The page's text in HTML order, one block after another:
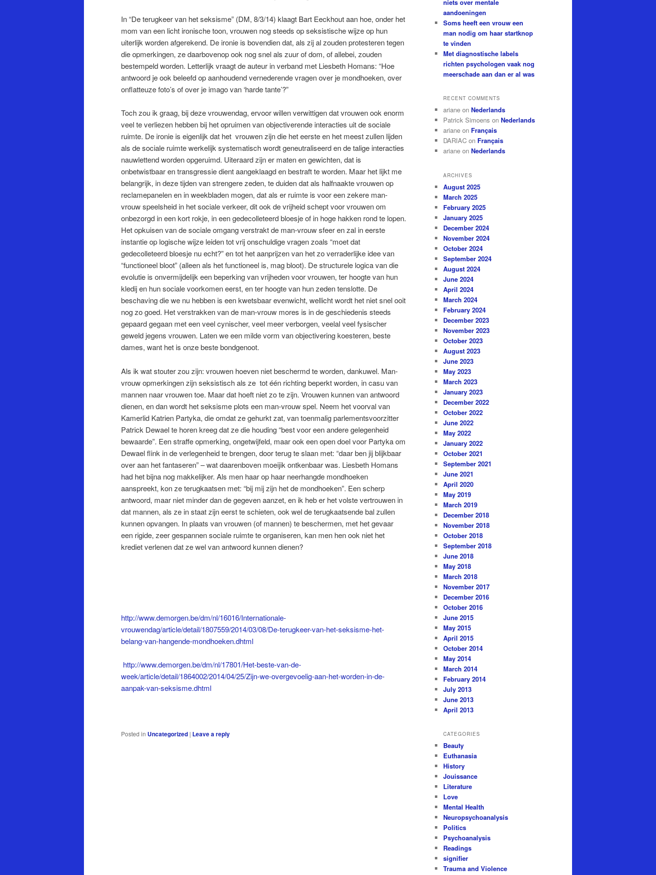
In “De terugkeer van het seksisme” (DM, 8/3/14) klaagt Bart Eeckhout aan hoe, onder het
mom van een licht ironische toon, vrouwen nog steeds op seksistische wijze op hun
uiterlijk worden afgerekend. De ironie is bovendien dat, als zij al zouden protesteren tegen
die opmerkingen, ze daarbovenop ook nog snel als zuur of dom, of allebei, zouden
bestempeld worden. Letterlijk vraagt de auteur in verband met Liesbeth Homans: “Hoe
antwoord je ook beleefd op aanhoudend vernederende vragen over je mondhoeken, over
onflatteuze foto’s of over je imago van ‘harde tante’?”
Toch zou ik graag, bij deze vrouwendag, ervoor willen verwittigen dat vrouwen ook enorm
veel te verliezen hebben bij het opruimen van objectiverende interacties uit de sociale
ruimte. De ironie is eigenlijk dat het vrouwen zijn die het eerste en het meest zullen lijden
als de sociale ruimte werkelijk systematisch wordt geneutraliseerd en de talige interacties
nauwlettend worden opgeruimd. Uiteraard zijn er maten en gewichten, dat is
onbetwistbaar en transgressie dient aangeklaagd en bestraft te worden. Maar het lijkt me
belangrijk, in deze tijden van strengere zeden, te duiden dat als halfnaakte vrouwen op
reclamepanelen en in weekbladen mogen, dat als er ruimte is voor een zekere man-
vrouw speelsheid in het sociale verkeer, dit ook de vrijheid schept voor vrouwen om
onbezorgd in een kort rokje, in een gedecolleteerd bloesje of in hoge hakken rond te lopen.
Het opkuisen van de sociale omgang verstrakt de man-vrouw sfeer en zal in eerste
instantie op logische wijze leiden tot vrij onschuldige vragen zoals “moet dat
gedecolleteerd bloesje nu echt?” en tot het aanprijzen van het zo verraderlijke idee van
“functioneel bloot” (alleen als het functioneel is, mag bloot). De structurele logica van die
evolutie is onvermijdelijk een beperking van vrijheden voor vrouwen, ter hoogte van hun
kledij en hun sociale voorkomen eerst, en ter hoogte van hun zeden tenslotte. De
beschaving die we nu hebben is een kwetsbaar evenwicht, wellicht wordt het niet snel ooit
nog zo goed. Het verstrakken van de man-vrouw mores is in de geschiedenis steeds
gepaard gegaan met een veel cynischer, veel meer verborgen, veelal veel fysischer
geweld jegens vrouwen. Laten we een milde vorm van objectivering koesteren, beste
dames, want het is onze beste bondgenoot.
Als ik wat stouter zou zijn: vrouwen hoeven niet beschermd te worden, dankuwel. Man-
vrouw opmerkingen zijn seksistisch als ze tot één richtingbeperkt worden, in casu van
mannen naar vrouwen toe. Maar dat hoeft niet zo te zijn. Vrouwen kunnen van antwoord
dienen, en dan wordt het seksisme plots een man-vrouw spel. Neem het voorval van
Kamerlid Katrien Partyka, die omdat ze gehurkt zat, van toenmalig parlementsvoorzitter
Patrick Dewael te horen kreeg dat ze die houding “best voor een andere gelegenheid
bewaarde”. Een straffe opmerking, ongetwijfeld, maar ook een open doel voor Partyka om
Dewael flink in de verlegenheid te brengen, door terug te slaan met: “daar ben jij blijkbaar
over aan het fantaseren” – wat daarenboven moeijik ontkenbaar was. Liesbeth Homans
had het bijna nog makkelijker. Als men haar op haar neerhangde mondhoeken
aanspreekt, kon ze terugkaatsen met: “bij mij zijn het de mondhoeken”. Een scherp
antwoord, maar niet minder dan de gegeven aanzet, en ik heb er het volste vertrouwen in
dat mannen, als ze in staat zijn eerst te schieten, ook wel de terugkaatsende bal zullen
kunnen opvangen. In plaats van vrouwen (of mannen) te beschermen, met het gevaar
een rigide, zeer gespannen sociale ruimte te organiseren, kan men hen ook niet het
krediet verlenen dat ze wel van antwoord kunnen dienen?
http://www.demorgen.be/dm/nl/16016/Internationale-
vrouwendag/article/detail/1807559/2014/03/08/De-terugkeer-van-het-seksisme-het-
belang-van-hangende-mondhoeken.dhtml
http://www.demorgen.be/dm/nl/17801/Het-beste-van-de-
week/article/detail/1864002/2014/04/25/Zijn-we-overgevoelig-aan-het-worden-in-de-
aanpak-van-seksisme.dhtml
Posted in Uncategorized | Leave a reply
niets over mentale
aandoeningen
Soms heeft een vrouw een
man nodig om haar startknop
te vinden
Met diagnostische labels
richten psychologen vaak nog
meerschade aan dan er al was
RECENT COMMENTS
ariane on Nederlands
Patrick Simoens on Nederlands
ariane on Français
DARIAC on Français
ariane on Nederlands
ARCHIVES
August 2025
March 2025
February 2025
January 2025
December 2024
November 2024
October 2024
September 2024
August 2024
June 2024
April 2024
March 2024
February 2024
December 2023
November 2023
October 2023
August 2023
June 2023
May 2023
March 2023
January 2023
December 2022
October 2022
June 2022
May 2022
January 2022
October 2021
September 2021
June 2021
April 2020
May 2019
March 2019
December 2018
November 2018
October 2018
September 2018
June 2018
May 2018
March 2018
November 2017
December 2016
October 2016
June 2015
May 2015
April 2015
October 2014
May 2014
March 2014
February 2014
July 2013
June 2013
April 2013
CATEGORIES
Beauty
Euthanasia
History
Jouissance
Literature
Love
Mental Health
Neuropsychoanalysis
Politics
Psychoanalysis
Readings
signifier
Trauma and Violence